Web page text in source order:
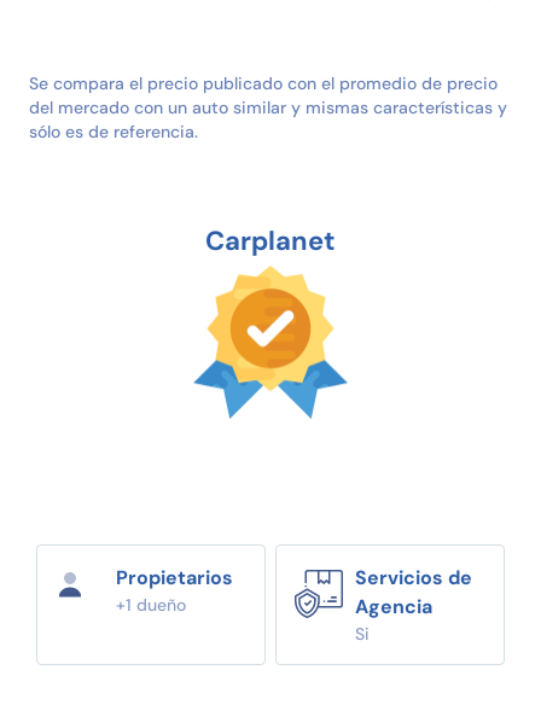
Se compara el precio publicado con el promedio de precio
del mercado con un auto similar y mismas características y
sólo es de referencia.
Carplanet
Propietarios
+1 dueño
Servicios de
Agencia
Si